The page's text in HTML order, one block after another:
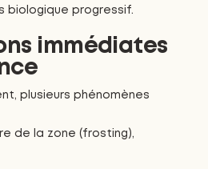
biologique progressif.
immédiates
plusieurs phénomènes
de la zone (frosting),